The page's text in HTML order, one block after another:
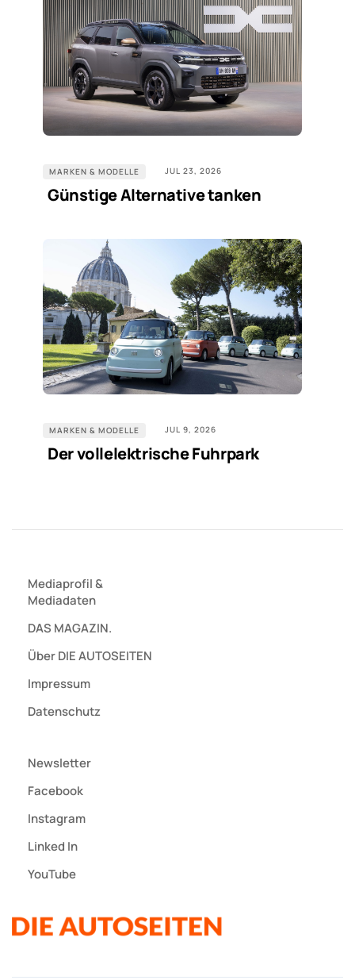
MARKEN & MODELLE JUL 23, 2026
Günstige Alternative tanken
MARKEN & MODELLE JUL 9, 2026
Der vollelektrische Fuhrpark
Mediaprofil&
Mediadaten
DAS MAGAZIN.
Über DIE AUTOSEITEN
Impressum
Datenschutz
Newsletter
Facebook
Instagram
Linked In
YouTube